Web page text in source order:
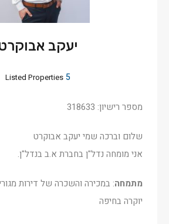
יעקב
5
Listed Properties
מספר רישיון: 318633
שלום וברכה שמי יעקב אבוקרט
אני מומחה נדל"ן בחברת א.ב בנדל"ן.
מתמחה: במכירה והשכרה של דירות
יוקרה בחיפה